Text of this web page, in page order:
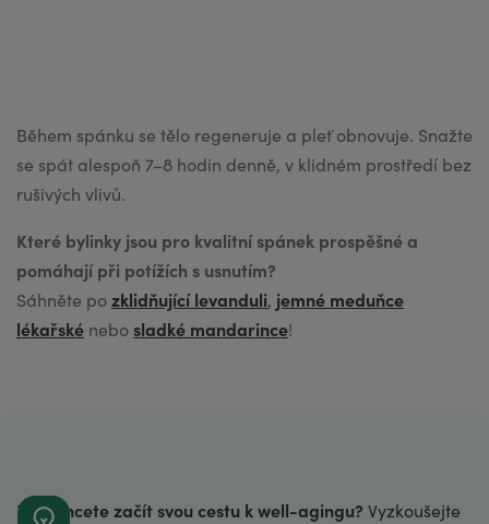
zklidňující levanduli jemné meduňce
lékařské
sladké mandarince
Tip!Chcete začít svou cestu k well-agingu? Vyzkoušejte